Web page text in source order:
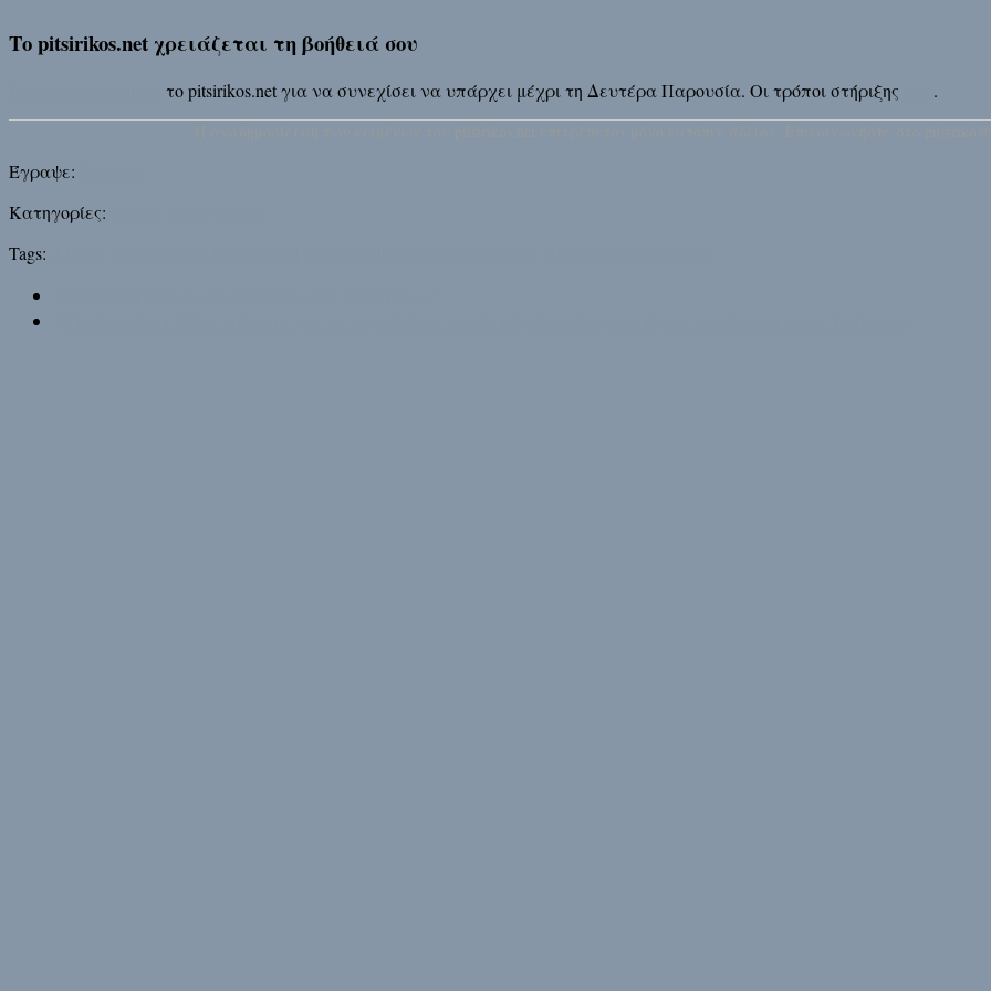
Το pitsirikos.net χρειάζεται τη βοήθειά σου
το pitsirikos.net για να συνεχίσει να υπάρχει μέχρι τη Δευτέρα Παρουσία. Οι τρόποι στήριξης .
Έγραψε:
Κατηγορίες:
Tags: